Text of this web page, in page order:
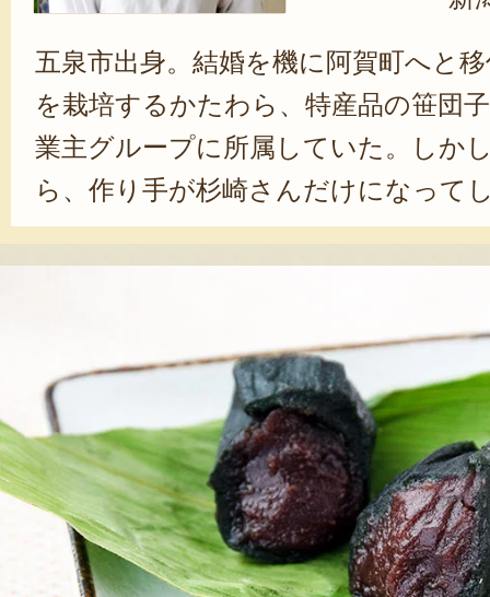
五泉市出身。結婚を機に阿賀町へと
を栽培するかたわら、特産品の笹団
業主グループに所属していた。しか
ら、作り手が杉崎さんだけになって
同氏はお茶の間久太郎を立ち上げ、
ら、笹団子作りを続けてきた。阿賀
地域に貢献したいという意識が高く
ある杉崎さんのもとには、「阿賀町
う同じ想いを持つ人が多く集まる。
力を得ながら、特産品の開発・販売
いる。